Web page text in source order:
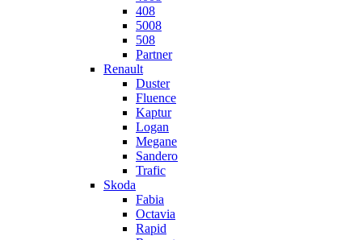
408
5008
508
Partner
Renault
Duster
Fluence
Kaptur
Logan
Megane
Sandero
Trafic
Skoda
Fabia
Octavia
Rapid